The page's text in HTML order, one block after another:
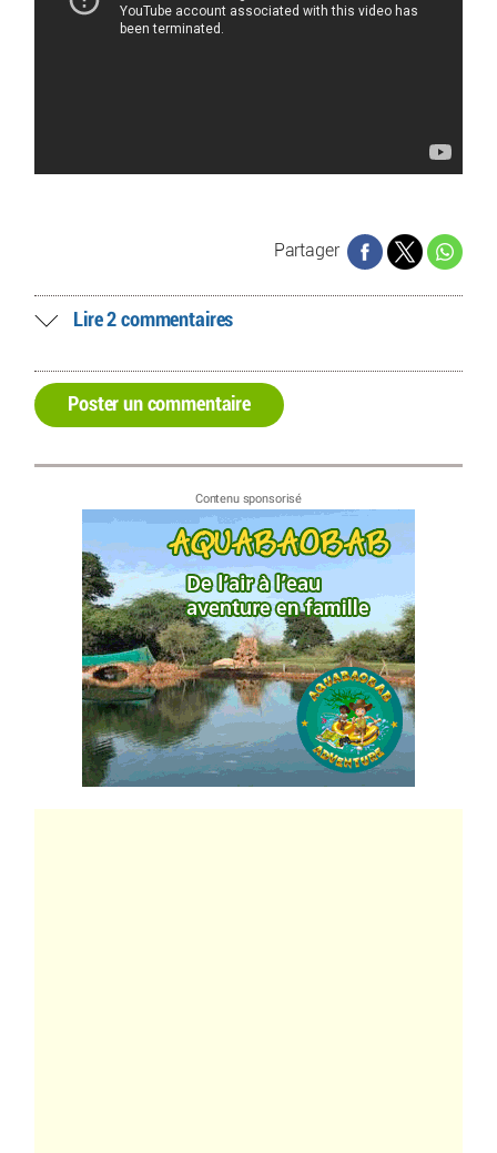
Partager
Lire 2 commentaires
Poster un commentaire